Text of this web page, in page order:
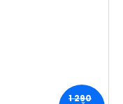
1 290